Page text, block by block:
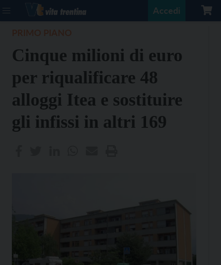
Accedi
Cinque milioni di euro
per riqualificare 48
alloggi Itea e sostituire
gli infissi in altri 169